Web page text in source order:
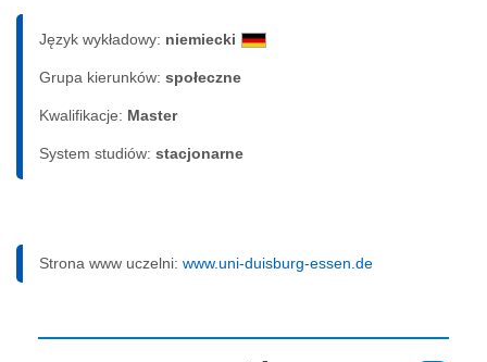
Język wykładowy: niemiecki
Grupa kierunków: społeczne
Kwalifikacje: Master
System studiów: sta­cjo­nar­ne
Strona www uczelni: www.uni-duisburg-essen.de